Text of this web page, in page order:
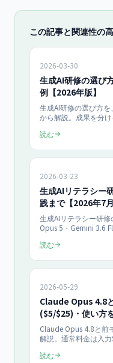
この記事と関連性の
2026-03-30
生成AI研修の選び
例【2026年版】
生成AI研修の選び方
から解説。成果を分
はライト（半日）
読む
2026-03-23
生成AIリテラシー
践まで【2026年7
生成AIリテラシー研
Opus 5・Gemini 3.6
ータと2026年7月の最
読む
2026-05-29
Claude Opus 4.8
($5/$25)・使い方
Claude Opus 4.8と前
解説。通常料金は入
1/4に低減、ツール呼
読む